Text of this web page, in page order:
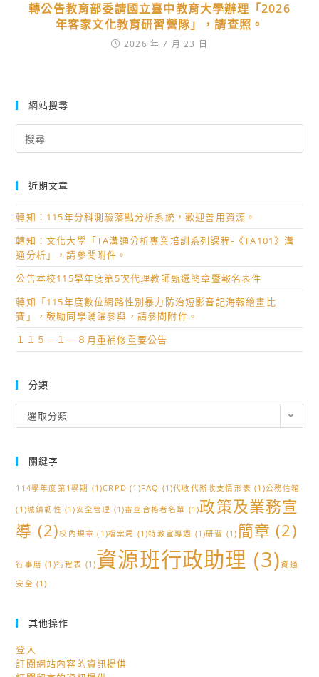
轉公告教育部委請國立臺中教育大學辦理「2026
年客家文化教育研習營隊」，請查照。
2026 年 7 月 23 日
網站搜尋
for:
近期文章
轉知：115年分科測驗落點分析系統，歡迎善用資源。
轉知：文化大學「TA溝通分析專業培訓系列課程-《TA101》溝
通分析」，請參閱附件。
公告本校115學年度第5次代理教師甄選簡章暨報名表件
轉知「115年度數位網路性別暴力防治短影音記海報繪畫比
賽」，鼓勵同學踴躍參與，請參閱附件。
１１５－１－８月重補修重要公告
分類
類
選取分類
關鍵字
114學年度第1學期 (1)CRPD (1)FAQ (1)代收代辦收支情形表 (1)公務信箱
(1)城鎮韌性 (1)安全管理 (1)審查合格者名單 (1)政策及業務宣
導 (2)校內規章 (1)檔案局 (1)特教宣導週 (1)研習 (1) 簡章 (2)
行事曆 (1)行程表 (1)資源班行政助理 (3)資通
安全 (1)
其他操作
登入
訂閱網站內容的資訊提供